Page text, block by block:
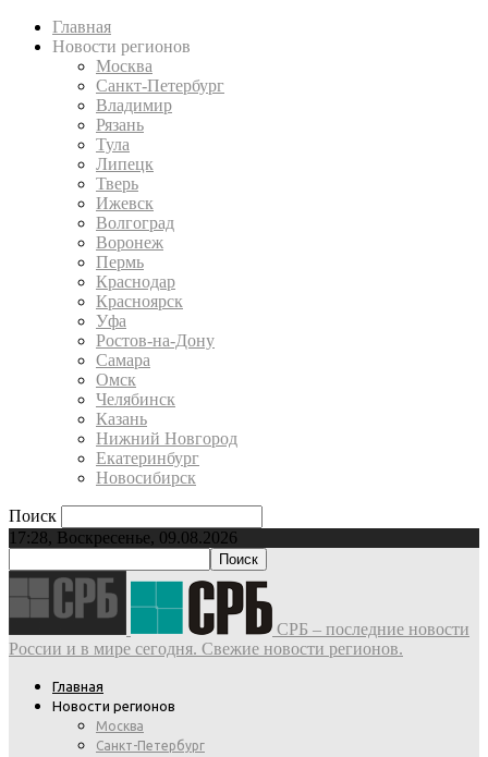
Главная
Новости регионов
Москва
Санкт-Петербург
Владимир
Рязань
Тула
Липецк
Тверь
Ижевск
Волгоград
Воронеж
Пермь
Краснодар
Красноярск
Уфа
Ростов-на-Дону
Самара
Омск
Челябинск
Казань
Нижний Новгород
Екатеринбург
Новосибирск
Поиск
17:28, Воскресенье, 09.08.2026
СРБ – последние новости
России и в мире сегодня. Свежие новости регионов.
Главная
Новости регионов
Москва
Санкт-Петербург